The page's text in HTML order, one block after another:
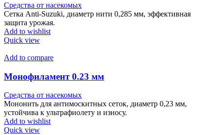
Средства от насекомых
Сетка Anti-Suzuki, диаметр нити 0,285 мм, эффективная
защита урожая.
Add to wishlist
Quick view
Add to compare
Монофиламент 0.23 мм
Средства от насекомых
Мононить для антимоскитных сеток, диаметр 0,23 мм,
устойчива к ультрафиолету и износу.
Add to wishlist
Quick view